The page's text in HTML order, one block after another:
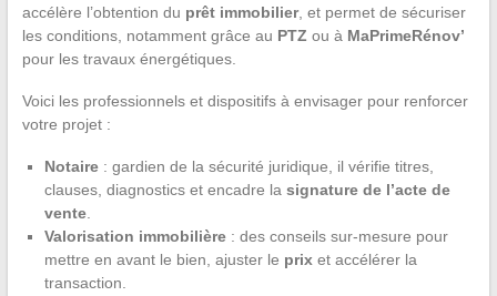
accélère l’obtention du prêt immobilier, et permet de sécuriser
les conditions, notamment grâce au PTZ ou à MaPrimeRénov’
pour les travaux énergétiques.
Voici les professionnels et dispositifs à envisager pour renforcer
votre projet :
Notaire: gardien de la sécurité juridique, il vérifie titres,
clauses, diagnostics et encadre la signature de l’acte de
vente.
Valorisation immobilière: des conseils sur-mesure pour
mettre en avant le bien, ajuster le prixet accélérer la
transaction.